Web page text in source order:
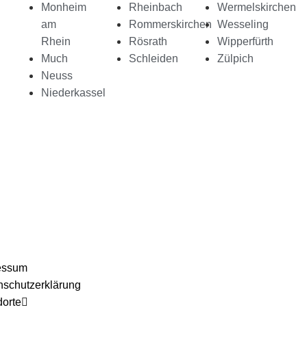
Monheim
am
Rhein
Much
Neuss
Niederkassel
Rheinbach
Rommerskirchen
Rösrath
Schleiden
Wermelskirchen
Wesseling
Wipperfürth
Zülpich